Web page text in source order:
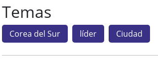
Temas
Corea del Sur líder Ciudad